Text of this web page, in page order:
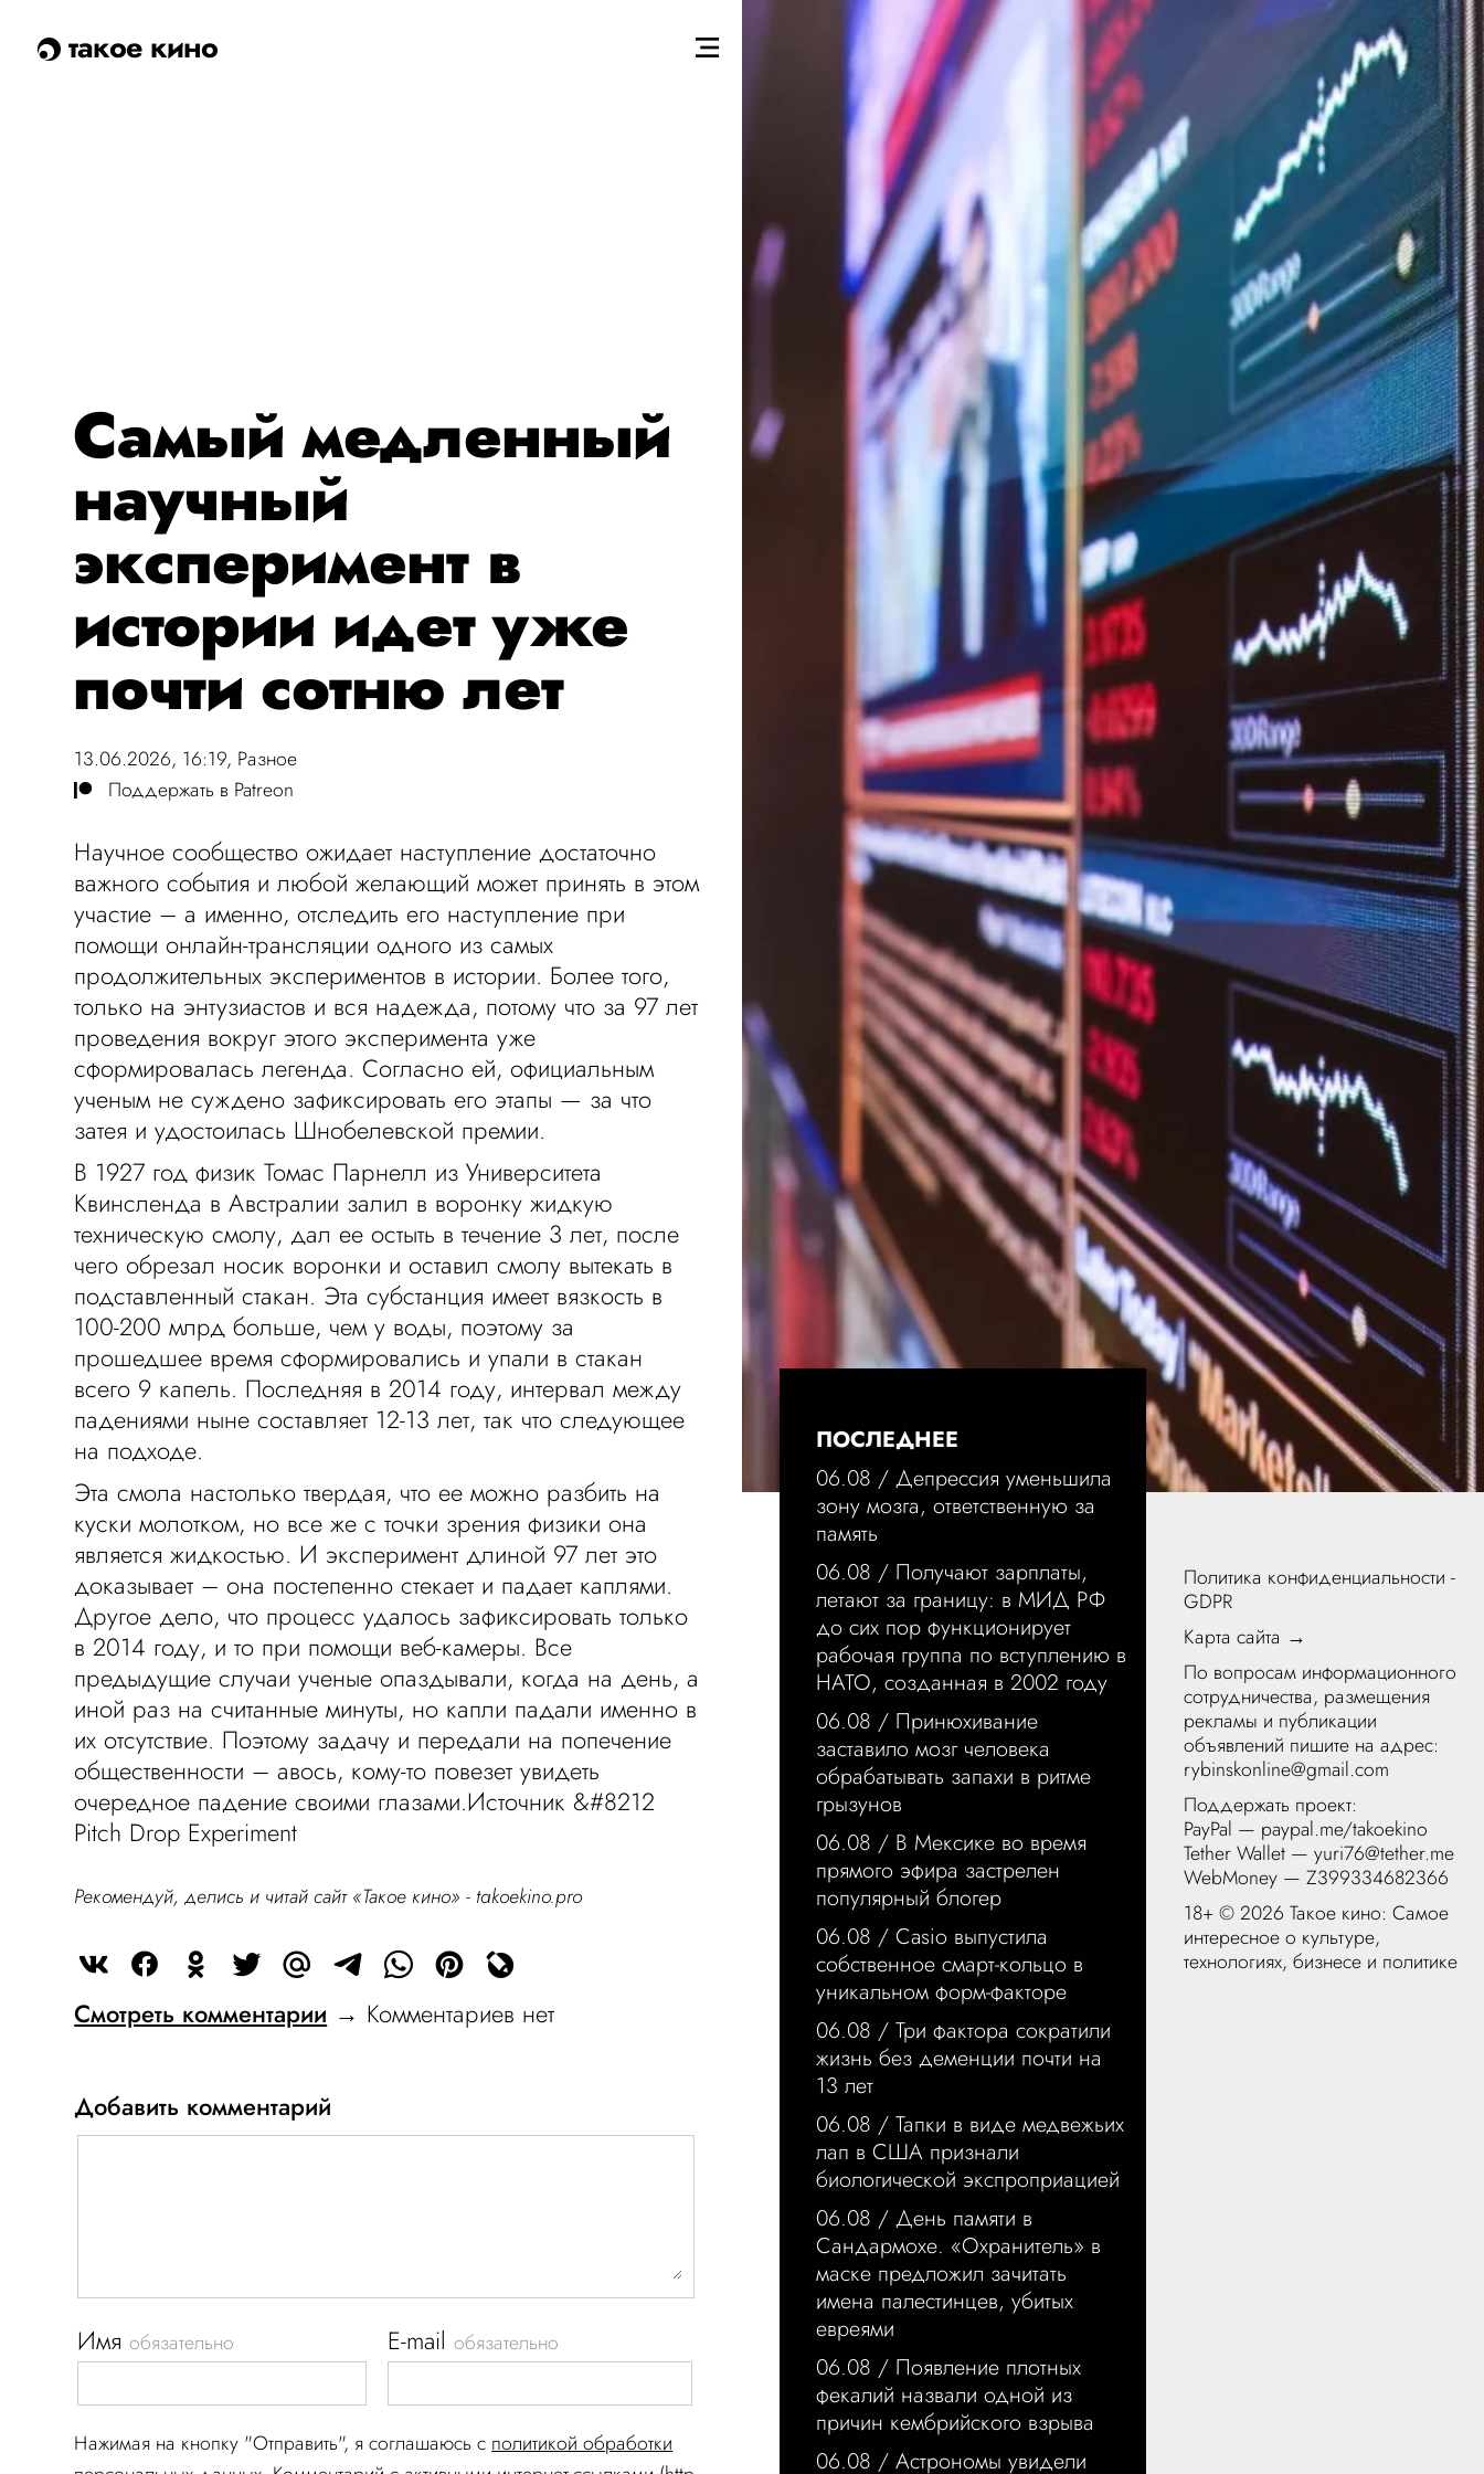
такое кино
Самый медленный
научный
эксперимент в
истории идет уже
почти сотню лет
13.06.2026, 16:19, Разное
Поддержать в Patreon
Научное сообщество ожидает наступление достаточно
важного события и любой желающий может принять в этом
участие – а именно, отследить его наступление при
помощи онлайн-трансляции одного из самых
продолжительных экспериментов в истории. Более того,
только на энтузиастов и вся надежда, потому что за 97 лет
проведения вокруг этого эксперимента уже
сформировалась легенда. Согласно ей, официальным
ученым не суждено зафиксировать его этапы — за что
затея и удостоилась Шнобелевской премии.
В 1927 год физик Томас Парнелл из Университета
Квинсленда в Австралии залил в воронку жидкую
техническую смолу, дал ее остыть в течение 3 лет, после
чего обрезал носик воронки и оставил смолу вытекать в
подставленный стакан. Эта субстанция имеет вязкость в
100-200 млрд больше, чем у воды, поэтому за
прошедшее время сформировались и упали в стакан
всего 9 капель. Последняя в 2014 году, интервал между
падениями ныне составляет 12-13 лет, так что следующее
на подходе.
Эта смола настолько твердая, что ее можно разбить на
куски молотком, но все же с точки зрения физики она
является жидкостью. И эксперимент длиной 97 лет это
доказывает – она постепенно стекает и падает каплями.
Другое дело, что процесс удалось зафиксировать только
в 2014 году, и то при помощи веб-камеры. Все
предыдущие случаи ученые опаздывали, когда на день, а
иной раз на считанные минуты, но капли падали именно в
их отсутствие. Поэтому задачу и передали на попечение
общественности – авось, кому-то повезет увидеть
очередное падение своими глазами.Источник &#8212
Pitch Drop Experiment
Рекомендуй, делись и читай сайт «Такое кино» - takoekino.pro
Смотреть комментарии → Комментариев нет
Добавить комментарий
Имяобязательно E-mailобязательно
Нажимая на кнопку "Отправить", я соглашаюсь c политикой обработки
ПОСЛЕДНЕЕ
06.08 /Депрессия уменьшила
зону мозга, ответственную за
память
06.08 / Получают зарплаты,
летают за границу: в МИД РФ
до сих пор функционирует
рабочая группа по вступлению в
НАТО, созданная в 2002 году
06.08 / Принюхивание
заставило мозг человека
обрабатывать запахи в ритме
грызунов
06.08 / В Мексике во время
прямого эфира застрелен
популярный блогер
06.08 / Casio выпустила
собственное смарт-кольцо в
уникальном форм-факторе
06.08 /Три фактора сократили
жизнь без деменции почти на
13 лет
06.08 /Тапки в виде медвежьих
лап в США признали
биологической экспроприацией
06.08 /День памяти в
Сандармохе. «Охранитель» в
маске предложил зачитать
имена палестинцев, убитых
евреями
06.08 / Появление плотных
фекалий назвали одной из
причин кембрийского взрыва
06.08 /Астрономы увидели
Политика конфиденциальности -
GDPR
Карта сайта →
По вопросам информационного
сотрудничества, размещения
рекламы и публикации
объявлений пишите на адрес:
rybinskonline@gmail.com
Поддержать проект:
PayPal — paypal.me/takoekino
Tether Wallet — yuri76@tether.me
WebMoney — Z399334682366
18+ ©2026 Такое кино: Самое
интересное о культуре,
технологиях, бизнесе и политике